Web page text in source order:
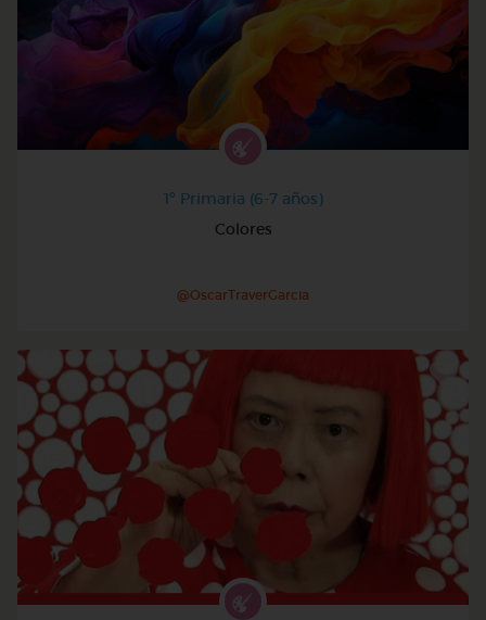
1º Primaria (6-7 años)
Colores
@OscarTraverGarcia